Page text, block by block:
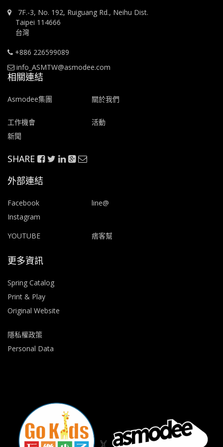
7F.-3, No. 192, Ruiguang Rd., Neihu Dist.
Taipei 114666
台灣
+886 226599089
info_ASMTW@asmodee.com
相關連結
Asmodee集團 關於我們
工作機會
活動
新聞
SHARE
外部連結
Facebook
line@
Instagram
YOUTUBE
痞客幫
更多資訊
Spring Catalog
Print & Play
Original Website
隱私權政策
Personal Data